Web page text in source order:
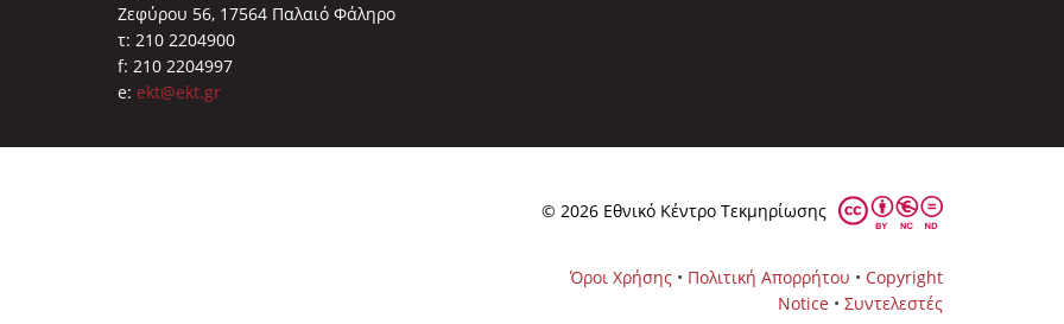
Ζεφύρου 56, 17564 Παλαιό Φάληρο
τ: 210 2204900
f: 210 2204997
e: ekt@ekt.gr
© 2026 Eθνικό Κέντρο Τεκμηρίωσης
Όροι Χρήσης • Πολιτική Απορρήτου • Copyright
Notice • Συντελεστές